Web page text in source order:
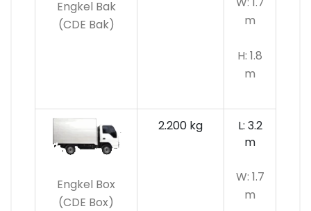
Engkel Bak
(CDE Bak)
m
H: 1.8
m
Engkel Box
(CDE Box)
2.200 kg
L: 3.2
m
W: 1.7
m